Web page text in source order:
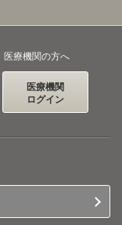
医療機関の方へ
医療機関
ログイン